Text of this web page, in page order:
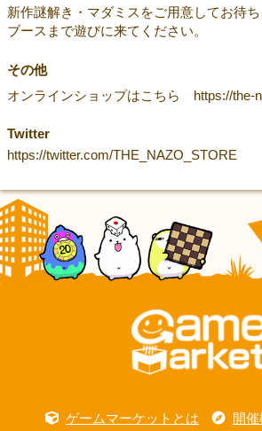
新作謎解き・マダミスをご用意してお待
ブースまで遊びに来てください。
その他
オンラインショップはこちら https://the-
Twitter
https://twitter.com/THE_NAZO_STORE
ゲームマーケットとは 開